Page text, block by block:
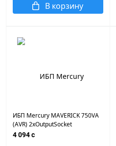
В корзину
ИБП Mercury MAVERICK 750VA
(AVR) 2xOutputSocket
4 094 c